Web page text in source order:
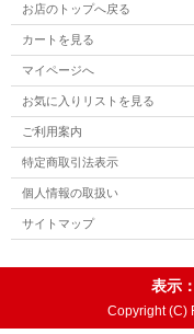
お店のトップへ戻る
カートを見る
マイページへ
お気に入りリストを見る
ご利用案内
特定商取引法表示
個人情報の取扱い
サイトマップ
表示
Copyright (C)